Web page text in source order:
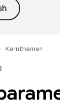
Kernthemen